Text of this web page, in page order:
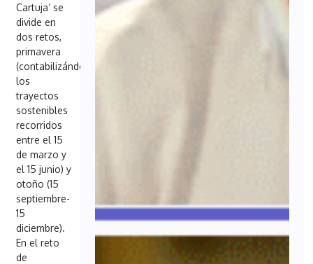
Cartuja’ se
divide en
dos retos,
primavera
(contabilizándose
los
trayectos
sostenibles
recorridos
entre el 15
de marzo y
el 15 junio) y
otoño (15
septiembre-
15
diciembre).
En el reto
de